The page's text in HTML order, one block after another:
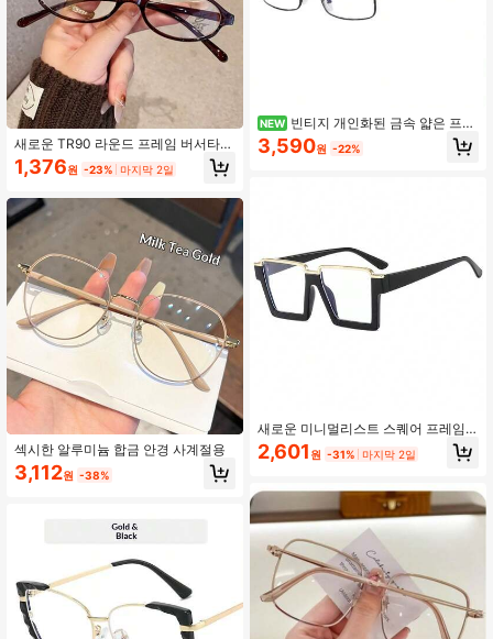
새로운 TR90 라운드 프레임 버서타일
패션 안경
1,376원 -23% 마지막 2일
섹시한 알루미늄 합금 안경 사계절용
3,112원 -38%
NEW 빈티지 개인화된 금속 얇은 프레
임 직사각형 안경 프레임 유니섹스 미
니멀리스트
3,590원 -22%
새로운 미니멀리스트 스퀘어 프레임
안경, 패션 캐주얼 플레인 렌즈, 유럽
및 미국 스타일, 크로스보더 인플루언
2,601 원 -31% 마지막 2일